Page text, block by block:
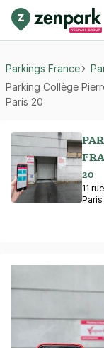
Parkings France
Parking Collège
Paris 20
20
11